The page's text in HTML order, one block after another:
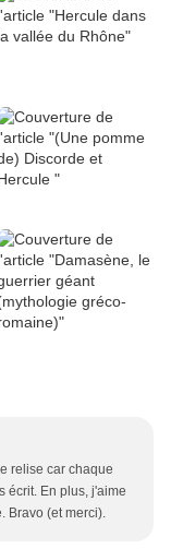
relise car chaque
écrit. En plus, j'aime
Bravo (et merci).